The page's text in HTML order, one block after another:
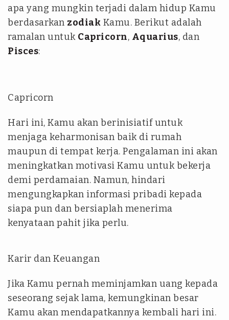
apa yang mungkin terjadi dalam hidup Kamu
berdasarkan zodiak Kamu. Berikut adalah
ramalan untuk Capricorn, Aquarius, dan
Pisces:
Capricorn
Hari ini, Kamu akan berinisiatif untuk
menjaga keharmonisan baik di rumah
maupun di tempat kerja. Pengalaman ini akan
meningkatkan motivasi Kamu untuk bekerja
demi perdamaian. Namun, hindari
mengungkapkan informasi pribadi kepada
siapa pun dan bersiaplah menerima
kenyataan pahit jika perlu.
Karir dan Keuangan
Jika Kamu pernah meminjamkan uang kepada
seseorang sejak lama, kemungkinan besar
Kamu akan mendapatkannya kembali hari ini.